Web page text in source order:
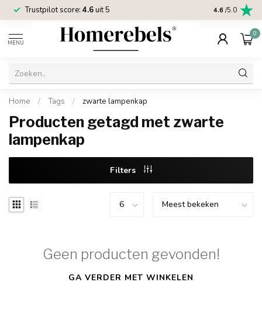
Trustpilot score: 4.6uit 5 2 jaar
4.6 /5.0
MENU
0
Home / Tags / zwarte lampenkap
Producten getagd met zwarte
lampenkap
Filters
Geen producten gevonden!
GA VERDER MET WINKELEN